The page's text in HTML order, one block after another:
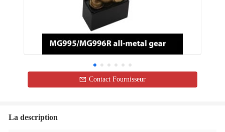
Contact Fournisseur
La description